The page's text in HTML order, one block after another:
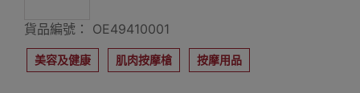
貨品編號： OE49410001
美容及健康 肌肉按摩槍 按摩用品